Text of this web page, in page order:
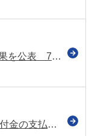
令和6年の高年齢者雇用状況の集計結果を公表 70歳までの高年齢者就業確保措置を実施済みの企業が増加 31.9％の企業が実施（厚労省）
令和6年12月以降の年金生活者支援給付金の支払いについて（日本年金機構）